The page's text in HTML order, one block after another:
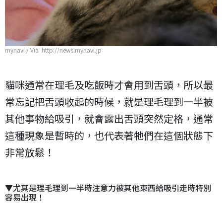
mynavi / Via http://news.mynavi.jp
貓咪通常在理毛及吃飯時才會用到舌頭，所以最
常忘記把舌頭收起的時候，就是理毛理到一半被
其他事物給吸引，就會露出舌頭突然定格，通常
這種現象是暫時的，也代表著牠們在這個狀態下
非常放鬆！
▼尤其是理毛理到一半時注意力被其他東西給吸引走時特別
容易出現！